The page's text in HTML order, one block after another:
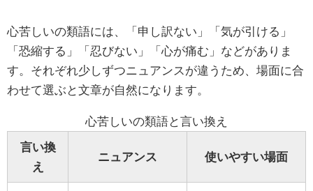
心苦しいの類語には、「申し訳ない」「気が引ける」
「恐縮する」「忍びない」「心が痛む」などがありま
す。それぞれ少しずつニュアンスが違うため、場面に合
わせて選ぶと文章が自然になります。
心苦しいの類語と言い換え
言い換
え
ニュアンス 使いやすい場面